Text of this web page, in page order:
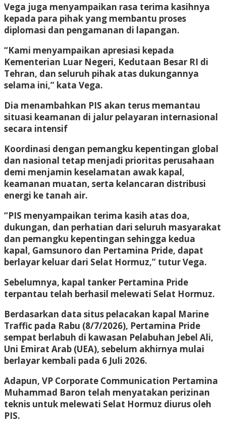
Vega juga menyampaikan rasa terima kasihnya
kepada para pihak yang membantu proses
diplomasi dan pengamanan di lapangan.
“Kami menyampaikan apresiasi kepada
Kementerian Luar Negeri, Kedutaan Besar RI di
Tehran, dan seluruh pihak atas dukungannya
selama ini,” kata Vega.
Dia menambahkan PIS akan terus memantau
situasi keamanan di jalur pelayaran internasional
secara intensif
Koordinasi dengan pemangku kepentingan global
dan nasional tetap menjadi prioritas perusahaan
demi menjamin keselamatan awak kapal,
keamanan muatan, serta kelancaran distribusi
energi ke tanah air.
“PIS menyampaikan terima kasih atas doa,
dukungan, dan perhatian dari seluruh masyarakat
dan pemangku kepentingan sehingga kedua
kapal, Gamsunoro dan Pertamina Pride, dapat
berlayar keluar dari Selat Hormuz,” tutur Vega.
Sebelumnya, kapal tanker Pertamina Pride
terpantau telah berhasil melewati Selat Hormuz.
Berdasarkan data situs pelacakan kapal Marine
Traffic pada Rabu (8/7/2026), Pertamina Pride
sempat berlabuh di kawasan Pelabuhan Jebel Ali,
Uni Emirat Arab (UEA), sebelum akhirnya mulai
berlayar kembali pada 6 Juli 2026.
Adapun, VP Corporate Communication Pertamina
Muhammad Baron telah menyatakan perizinan
teknis untuk melewati Selat Hormuz diurus oleh
PIS.